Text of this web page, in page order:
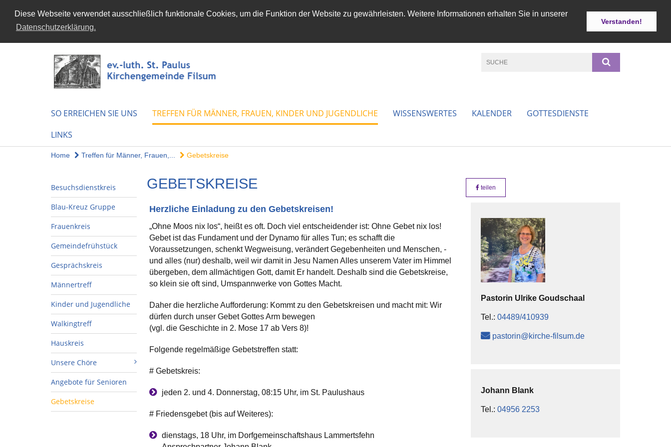
Diese Webseite verwendet ausschließlich funktionale Cookies, um die Funktion der Website zu gewährleisten. Weitere Informationen erhalten Sie in unserer
Datenschutzerklärung.
Verstanden!
SO ERREICHEN SIE UNS TREFFEN FÜR MÄNNER, FRAUEN, KINDER UND JUGENDLICHE WISSENSWERTES KALENDER
GOTTESDIENSTE
LINKS
Home Treffen für Männer, Frauen,... Gebetskreise
Besuchsdienstkreis
Blau-Kreuz Gruppe
Frauenkreis
Gemeindefrühstück
Gesprächskreis
Männertreff
Kinder und Jugendliche
Walkingtreff
Hauskreis
Unsere Chöre
Angebote für Senioren
Gebetskreise
GEBETSKREISE teilen
Herzliche Einladung zu den Gebetskreisen!
„Ohne Moos nix los“, heißt es oft. Doch viel entscheidender ist: Ohne Gebet nix los!
Gebet ist das Fundament und der Dynamo für alles Tun; es schafft die
Voraussetzungen, schenkt Wegweisung, verändert Gegebenheiten und Menschen, -
und alles (nur) deshalb, weil wir damit in Jesu Namen Alles unserem Vater im Himmel
übergeben, dem allmächtigen Gott, damit Er handelt. Deshalb sind die Gebetskreise,
so klein sie oft sind, Umspannwerke von Gottes Macht.
Daher die herzliche Aufforderung: Kommt zu den Gebetskreisen und macht mit: Wir
dürfen durch unser Gebet Gottes Arm bewegen
(vgl. die Geschichte in 2. Mose 17 ab Vers 8)!
Folgende regelmäßige Gebetstreffen statt:
# Gebetskreis:
jeden 2. und 4. Donnerstag, 08:15 Uhr, im St. Paulushaus
# Friedensgebet (bis auf Weiteres):
dienstags, 18 Uhr, im Dorfgemeinschaftshaus Lammertsfehn
Pastorin Ulrike Goudschaal
Tel.: 04489/410939
pastorin@kirche-filsum.de
Johann Blank
Tel.: 04956 2253